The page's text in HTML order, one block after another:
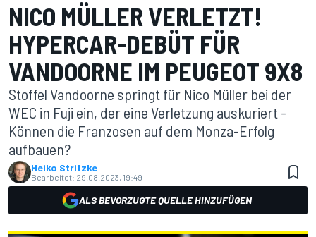
NICO MÜLLER VERLETZT!
HYPERCAR-DEBÜT FÜR
VANDOORNE IM PEUGEOT 9X8
Stoffel Vandoorne springt für Nico Müller bei der
WEC in Fuji ein, der eine Verletzung auskuriert -
Können die Franzosen auf dem Monza-Erfolg
aufbauen?
Heiko Stritzke
Bearbeitet: 29.08.2023, 19:49
ALS BEVORZUGTE QUELLE HINZUFÜGEN